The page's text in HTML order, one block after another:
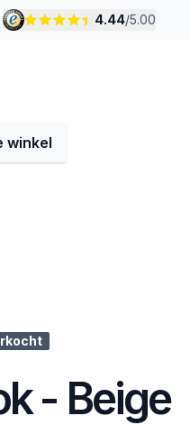
4.44/5.00
winkel
- Beige